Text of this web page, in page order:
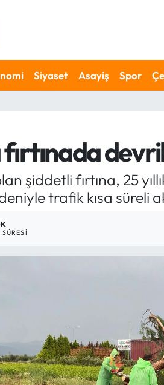
Siyaset Asayiş Spor
şiddetli fırtına, 25
trafik kısa süreli